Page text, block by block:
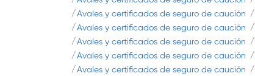
Avales y certificados de seguro de caución
Avales y certificados de seguro de caución
Avales y certificados de seguro de caución
Avales y certificados de seguro de caución
Avales y certificados de seguro de caución